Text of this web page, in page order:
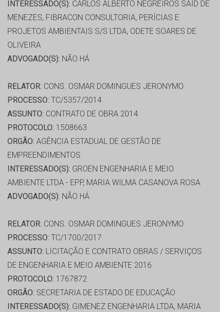
INTERESSADO(S): CARLOS ALBERTO NEGREIROS SAID DE
MENEZES, FIBRACON CONSULTORIA, PERÍCIAS E
PROJETOS AMBIENTAIS S/S LTDA, ODETE SOARES DE
OLIVEIRA
ADVOGADO(S): NÃO HÁ
RELATOR: CONS. OSMAR DOMINGUES JERONYMO
PROCESSO: TC/5357/2014
ASSUNTO: CONTRATO DE OBRA 2014
PROTOCOLO: 1508663
ORGÃO: AGÊNCIA ESTADUAL DE GESTÃO DE
EMPREENDIMENTOS
INTERESSADO(S): GROEN ENGENHARIA E MEIO
AMBIENTE LTDA - EPP, MARIA WILMA CASANOVA ROSA
ADVOGADO(S): NÃO HÁ
RELATOR: CONS. OSMAR DOMINGUES JERONYMO
PROCESSO: TC/1700/2017
ASSUNTO: LICITAÇÃO E CONTRATO OBRAS / SERVIÇOS
DE ENGENHARIA E MEIO AMBIENTE 2016
PROTOCOLO: 1767872
ORGÃO: SECRETARIA DE ESTADO DE EDUCAÇÃO
INTERESSADO(S): GIMENEZ ENGENHARIA LTDA, MARIA